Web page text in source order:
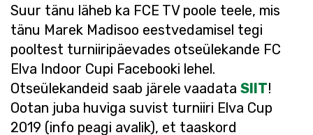
Suur tänu läheb ka FCE TV poole teele, mis
tänu Marek Madisoo eestvedamisel tegi
pooltest turniiripäevades otseülekande FC
Elva Indoor Cupi Facebooki lehel.
Otseülekandeid saab järele vaadata SIIT!
Ootan juba huviga suvist turniiri Elva Cup
2019 (info peagi avalik), et taaskord